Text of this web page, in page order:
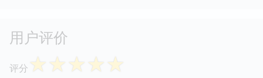
用户评价
评分 ☆☆☆☆☆